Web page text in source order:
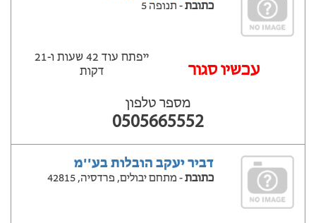
כתובת- תנופה 5
עכשיו סגור
ייפתח עוד 42 שעות ‫ו-21
דקות
מספר טלפון
0505665552
דביר יעקב הובלות בע''מ
כתובת- מתחם יבולים, פרדסיה, 42815